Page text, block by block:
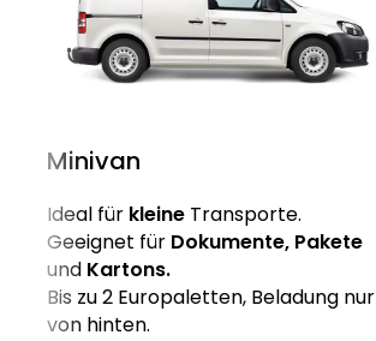
Minivan
Ideal für kleine Transporte.
Geeignet für Dokumente, Pakete
und Kartons.
Bis zu 2 Europaletten, Beladung nur
von hinten.